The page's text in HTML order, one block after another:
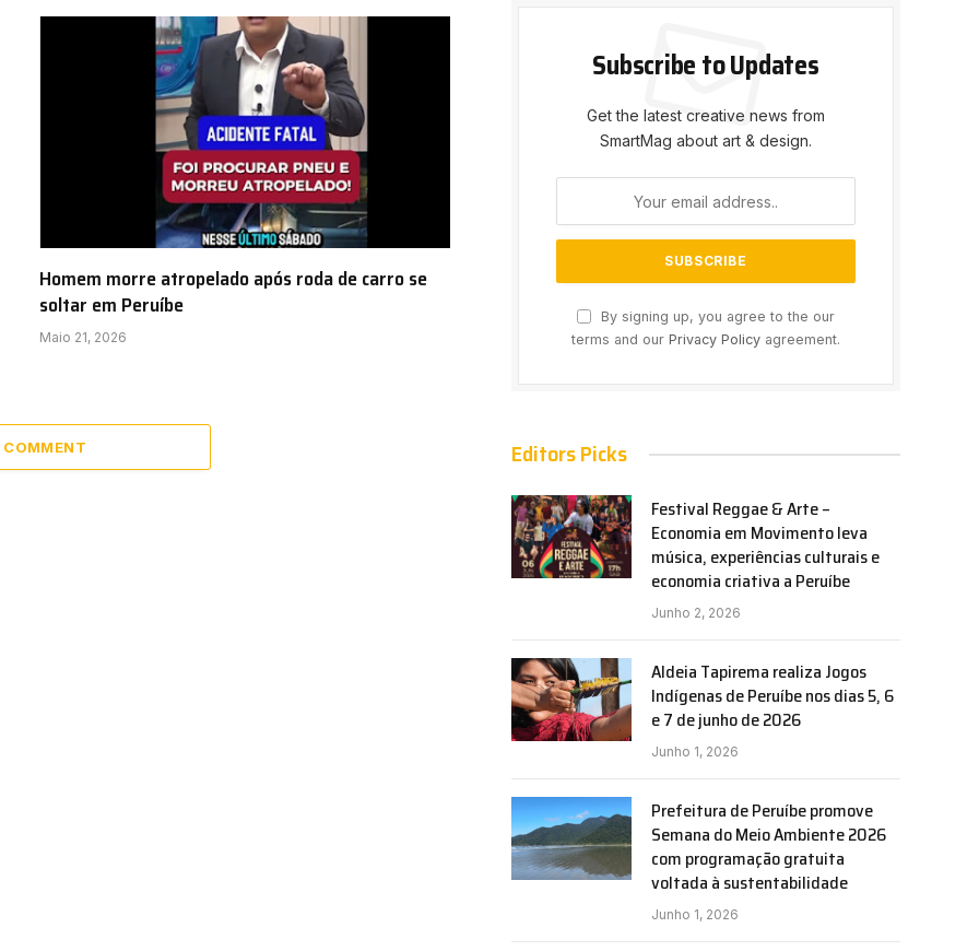
Homem morre atropelado após roda de carro se
soltar em Peruíbe
Maio 21, 2026
COMMENT
Subscribe to Updates
Get the latest creative news from
SmartMag about art & design.
By signing up, you agree to the our
terms and our Privacy Policy agreement.
Editors Picks
Festival Reggae & Arte –
Economia em Movimento leva
música, experiências culturais e
economia criativa a Peruíbe
Junho 2, 2026
Aldeia Tapirema realiza Jogos
Indígenas de Peruíbe nos dias 5, 6
e 7 de junho de 2026
Junho 1, 2026
Prefeitura de Peruíbe promove
Semana do Meio Ambiente 2026
com programação gratuita
voltada à sustentabilidade
Junho 1, 2026